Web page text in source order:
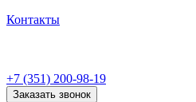
Контакты
+7 (351) 200-98-19
Заказать звонок